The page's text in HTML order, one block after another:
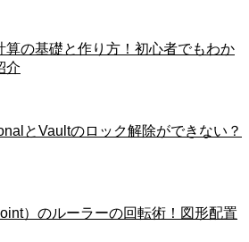
算の基礎と作り方！初心者でもわか
介
とVaultのロック解除ができない？
）のルーラーの回転術！図形配置